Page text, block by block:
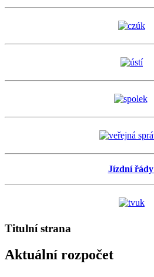
Jízdní řády
Titulní strana
Aktuální rozpočet